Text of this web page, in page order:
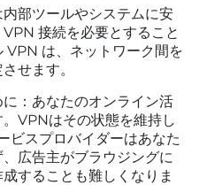
部ツールやシステムに安
接続を必要とすること
VPN は、ネットワーク間を
せます。
：あなたのオンライン活
VPNはその状態を維持し
ビスプロバイダーはあなた
広告主がブラウジングに
することも難しくなりま